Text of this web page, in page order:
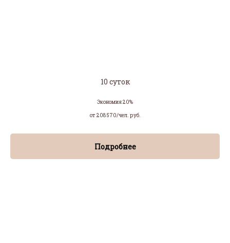
10 суток
Экономия 20%
от 208 570/чел. руб.
Подробнее